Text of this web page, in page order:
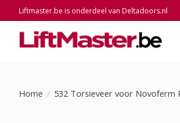
Liftmaster.be is onderdeel van Deltadoors.nl
Home / 532 Torsieveer voor Novoferm